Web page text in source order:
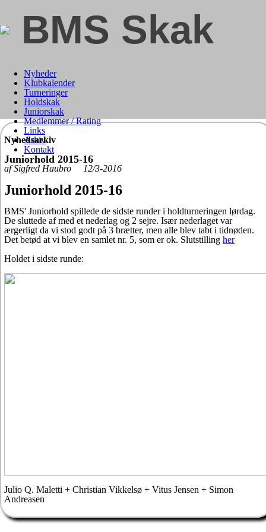
BMS Skak
Nyheder
Klubkalender
Turneringer
Holdskak
Juniorskak
Medlemmer / Rating
Links
Arkiv
Kontakt
Nyhedsarkiv
Juniorhold 2015-16
af Sigfred Haubro 12/3-2016
Juniorhold 2015-16
BMS' Juniorhold spillede de sidste runder i holdturneringen lørdag.
De sluttede af med et nederlag og 2 sejre. Især nederlaget var
ærgerligt da vi stod godt på 3 brætter, men alle blev tabt i tidnøden.
Det betød at vi blev en samlet nr. 5, som er ok. Slutstilling her
Holdet i sidste runde:
Julio Q. Maletti + Christian Vikkelsø + Vitus Jensen + Simon
Andreasen